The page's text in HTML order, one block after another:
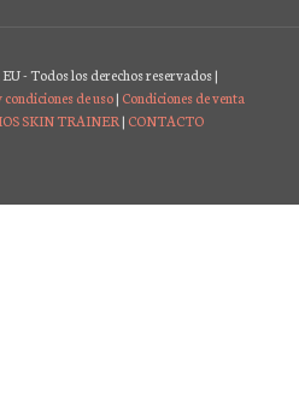
- Todos los derechos reservados |
de uso| Condiciones de venta
SKIN TRAINER | CONTACTO